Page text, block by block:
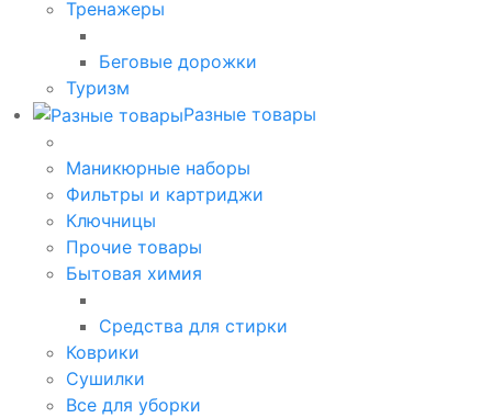
Тренажеры
Беговые дорожки
Туризм
Разные товары
Маникюрные наборы
Фильтры и картриджи
Ключницы
Прочие товары
Бытовая химия
Средства для стирки
Коврики
Сушилки
Все для уборки